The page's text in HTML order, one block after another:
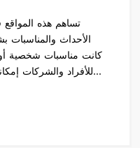
تساهم هذه
الأحداث
كانت مناسبات شخصية أو
للأفراد والشركات إمكانية تصفح مجموعة...